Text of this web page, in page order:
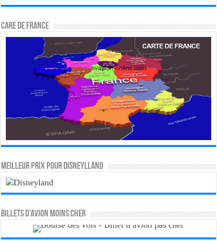
CARE DE FRANCE
MEILLEUR PRIX POUR DISNEYLLAND
Billets d’avion moins cher